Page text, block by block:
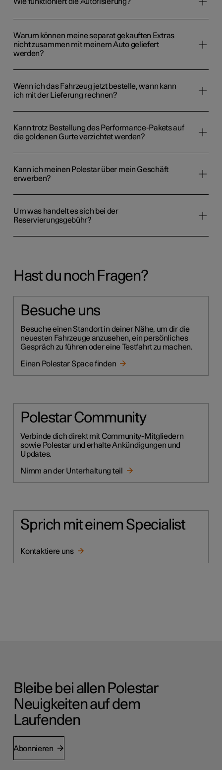
Warum können meine separat gekauften Extras
nicht zusammen mit meinem Auto geliefert
werden?
Wenn ich das Fahrzeug jetzt bestelle, wann kann
ich mit der Lieferung rechnen?
Kann trotz Bestellung des Performance-Pakets auf
die goldenen Gurte verzichtet werden?
Kann ich meinen Polestar über mein Geschäft
erwerben?
Um was handelt es sich bei der
Reservierungsgebühr?
Hast du noch Fragen?
Besuche uns
Besuche einen Standort in deiner Nähe, um dir die
neuesten Fahrzeuge anzusehen, ein persönliches
Gespräch zu führen oder eine Testfahrt zu machen.
Einen Polestar Space finden
Polestar Community
Verbinde dich direkt mit Community-Mitgliedern
sowie Polestar und erhalte Ankündigungen und
Updates.
Nimm an der Unterhaltung teil
Sprich mit einem Specialist
Kontaktiere uns
Bleibe bei allen Polestar
Neuigkeiten auf dem
Laufenden
Abonnieren